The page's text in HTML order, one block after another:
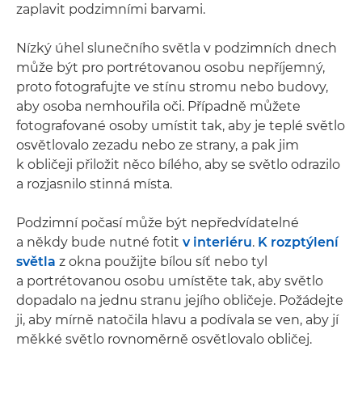
zaplavit podzimními barvami.
Nízký úhel slunečního světla v podzimních dnech
může být pro portrétovanou osobu nepříjemný,
proto fotografujte ve stínu stromu nebo budovy,
aby osoba nemhouřila oči. Případně můžete
fotografované osoby umístit tak, aby je teplé světlo
osvětlovalo zezadu nebo ze strany, a pak jim
k obličeji přiložit něco bílého, aby se světlo odrazilo
a rozjasnilo stinná místa.
Podzimní počasí může být nepředvídatelné
a někdy bude nutné fotit v interiéru. K rozptýlení
světla z okna použijte bílou síť nebo tyl
a portrétovanou osobu umístěte tak, aby světlo
dopadalo na jednu stranu jejího obličeje. Požádejte
ji, aby mírně natočila hlavu a podívala se ven, aby jí
měkké světlo rovnoměrně osvětlovalo obličej.